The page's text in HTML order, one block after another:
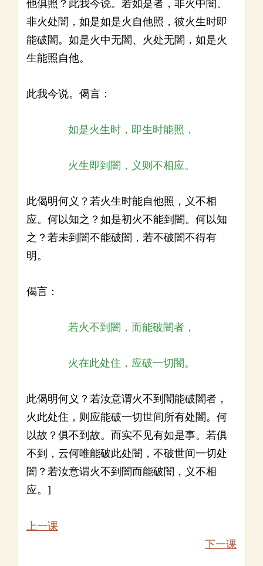
他俱照？此我今说。若如是者，非火中闇、
非火处闇，如是如是火自他照，彼火生时即
能破闇。如是火中无闇、火处无闇，如是火
生能照自他。
此我今说。偈言：
如是火生时，即生时能照，
火生即到闇，义则不相应。
此偈明何义？若火生时能自他照，义不相
应。何以知之？如是初火不能到闇。何以知
之？若未到闇不能破闇，若不破闇不得有
明。
偈言：
若火不到闇，而能破闇者，
火在此处住，应破一切闇。
此偈明何义？若汝意谓火不到闇能破闇者，
火此处住，则应能破一切世间所有处闇。何
以故？俱不到故。而实不见有如是事。若俱
不到，云何唯能破此处闇，不破世间一切处
闇？若汝意谓火不到闇而能破闇，义不相
应。]
上一课
下一课